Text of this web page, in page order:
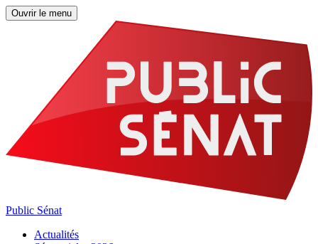
Ouvrir le menu
Public Sénat
Actualités